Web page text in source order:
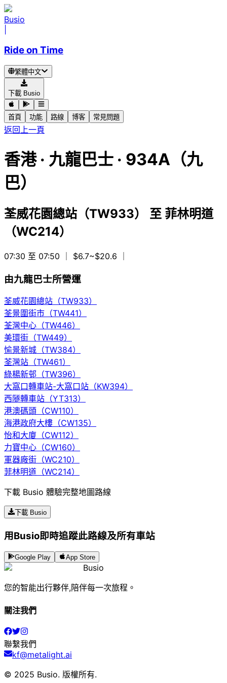
Busio
Ride on Time
繁體中文
下載 Busio
首頁 功能 路線 博客 常見問題
返回上一頁
香港· 九龍巴士 · 934A（九
巴）
荃威花園總站（TW933） 至 菲林明道
（WC214）
07:30 至 07:50 ｜ $6.7~$20.6
由九龍巴士所營運
荃威花園總站（TW933）
荃景圍街市（TW441）
荃灣中心（TW446）
美環街（TW449）
愉景新城（TW384）
荃灣站（TW461）
綠楊新邨（TW396）
大窩口轉車站-大窩口站（KW394）
西隧轉車站（YT313）
港澳碼頭（CW110）
海港政府大樓（CW135）
怡和大廈（CW112）
力寶中心（CW160）
軍器廠街（WC210）
菲林明道（WC214）
下載 Busio 體驗完整地圖路線
下載 Busio
用Busio即時追蹤此路線及所有車站
Google Play App Store
Busio
您的智能出行夥伴,陪伴每一次旅程。
關注我們
聯繫我們
kf@metalight.ai
© 2025 Busio. 版權所有.